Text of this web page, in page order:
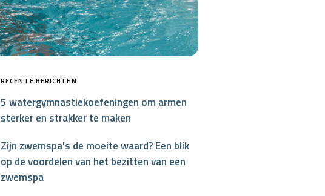
RECENTE BERICHTEN
5 watergymnastiekoefeningen om armen
sterker en strakker te maken
Zijn zwemspa's de moeite waard? Een blik
op de voordelen van het bezitten van een
zwemspa